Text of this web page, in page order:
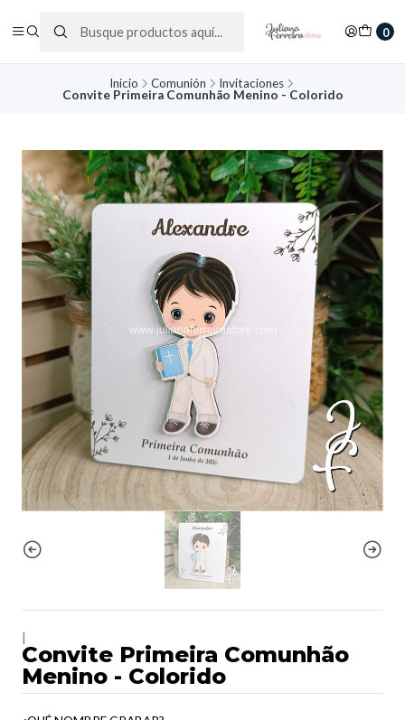
0
Inicio Comunión
Invitaciones
Convite Primeira Comunhão Menino - Colorido
Convite Primeira Comunhão
Menino - Colorido